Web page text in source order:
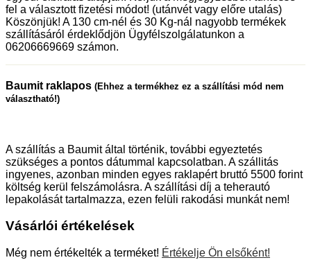
fel a választott fizetési módot! (utánvét vagy előre utalás)
Köszönjük! A 130 cm-nél és 30 Kg-nál nagyobb termékek
szállításáról érdeklődjön Ügyfélszolgálatunkon a
06206669669 számon.
Baumit raklapos (Ehhez a termékhez ez a szállítási mód nem
választható!)
A szállítás a Baumit által történik, további egyeztetés
szükséges a pontos dátummal kapcsolatban. A szállitás
ingyenes, azonban minden egyes raklapért bruttó 5500 forint
költség kerül felszámolásra. A szállítási díj a teherautó
lepakolását tartalmazza, ezen felüli rakodási munkát nem!
Vásárlói értékelések
Még nem értékelték a terméket! Értékelje Ön elsőként!